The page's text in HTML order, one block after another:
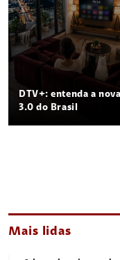
DTV+: entenda a
3.0 do Brasil
Mais lidas